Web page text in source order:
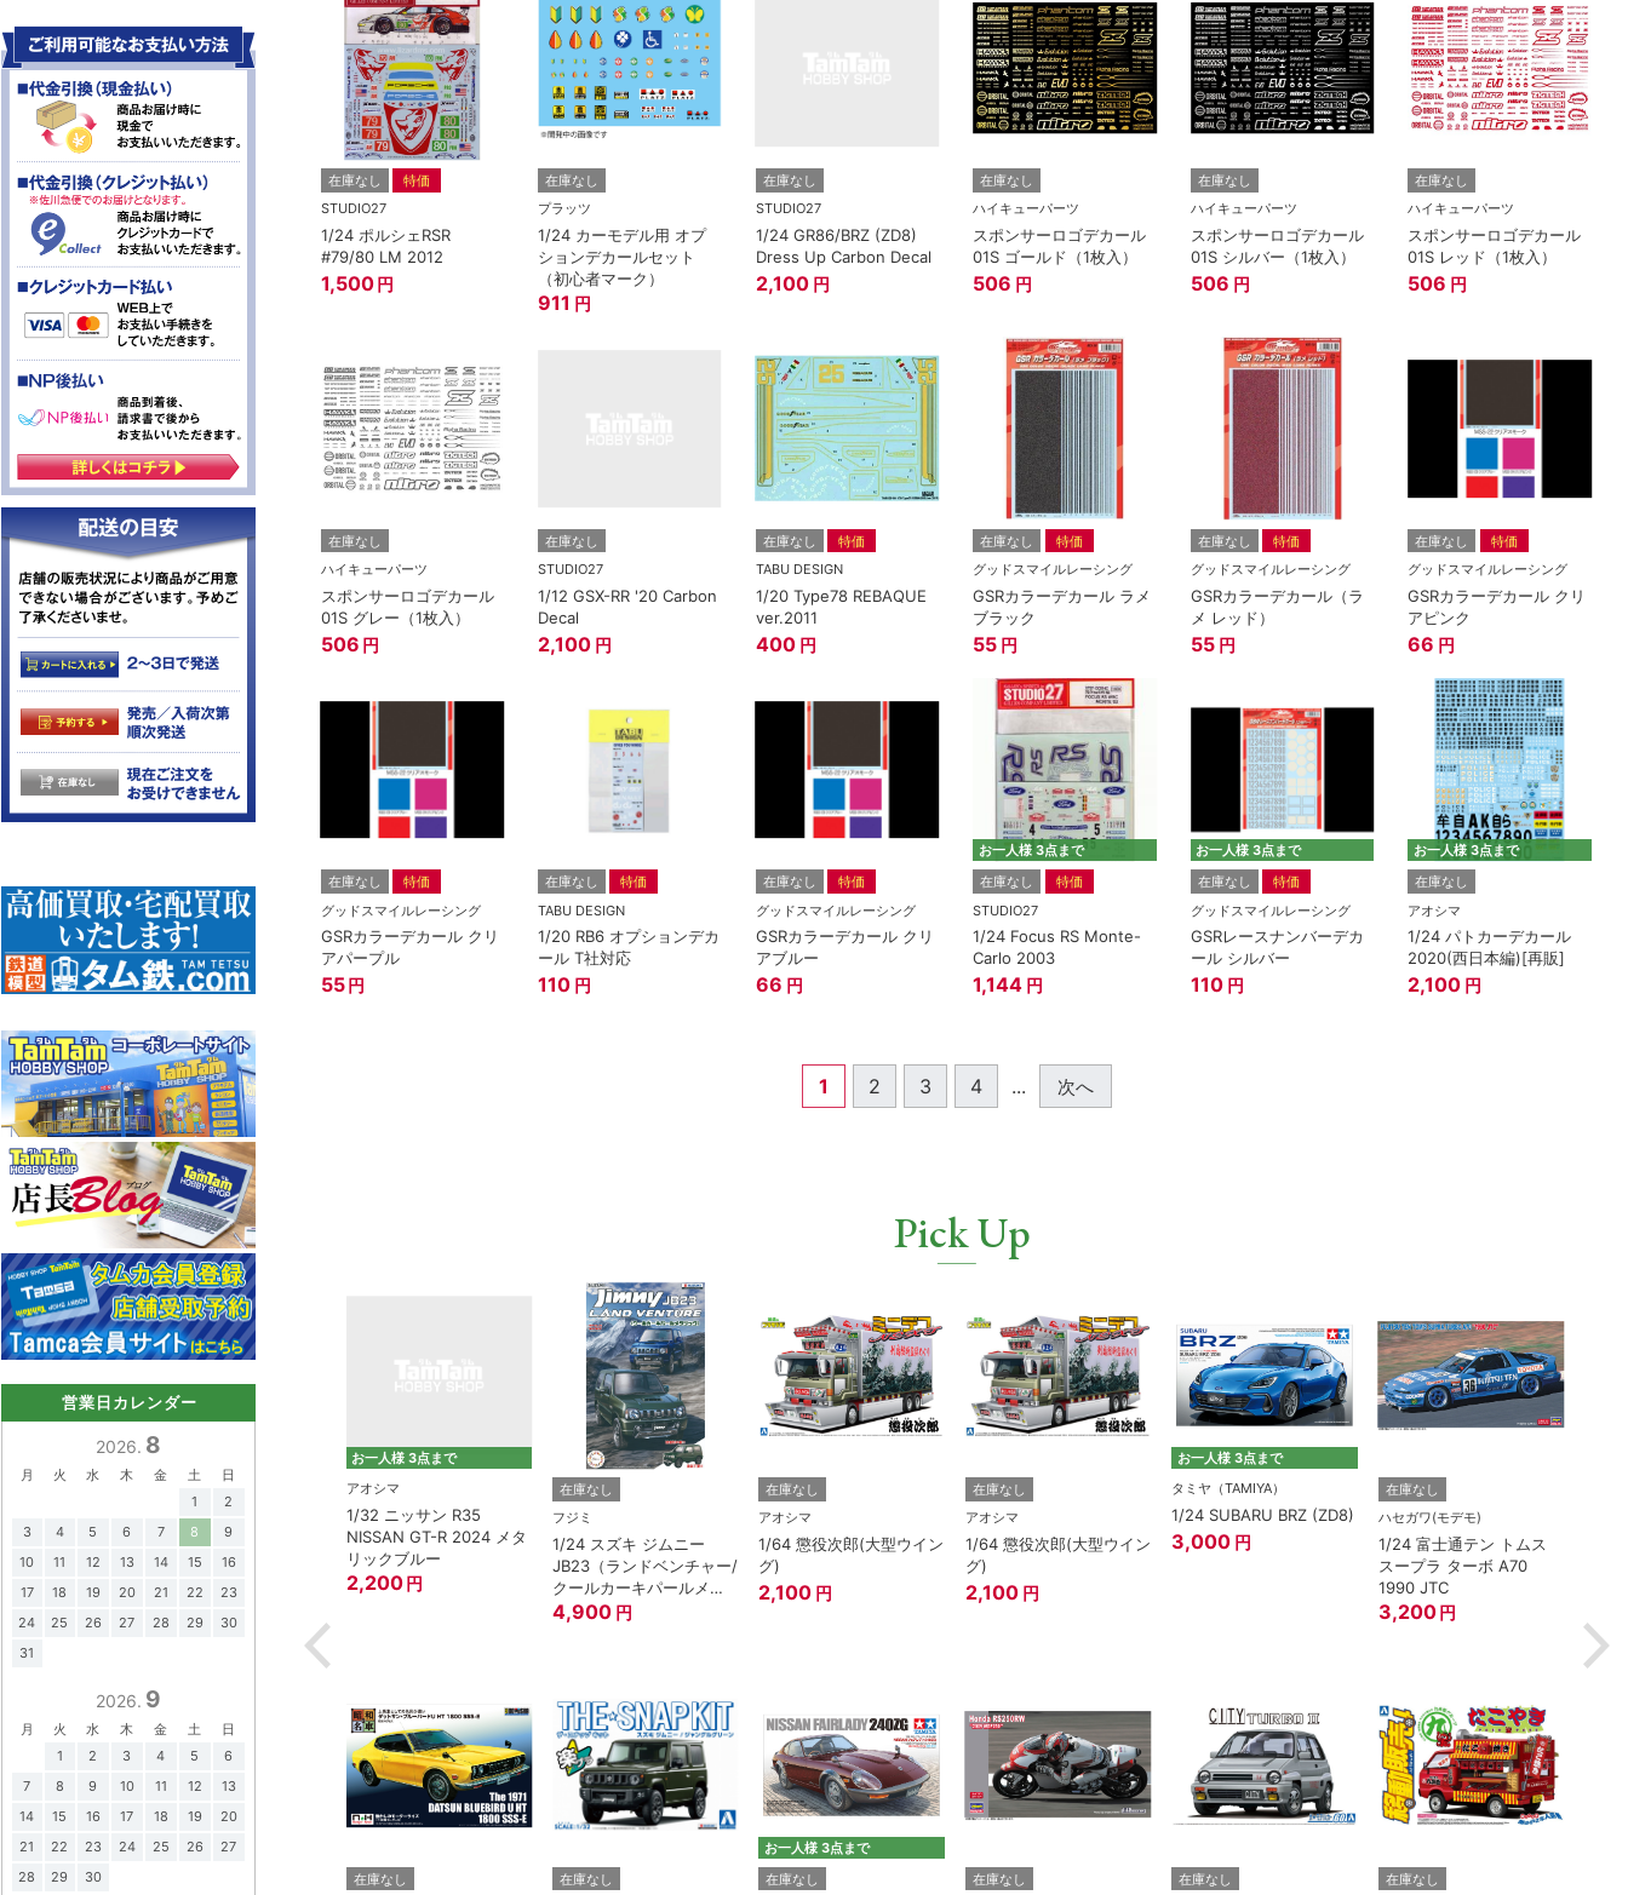
在庫なし
特価
STUDIO27
1/24 ポルシェRSR
#79/80 LM 2012
1,500 円
在庫なし
プラッツ
1/24 カーモデル用 オプ
ションデカールセット
（初心者マーク）
911 円
在庫なし
STUDIO27
1/24 GR86/BRZ (ZD8)
Dress Up Carbon Decal
2,100 円
在庫なし
ハイキューパーツ
スポンサーロゴデカール
01S ゴールド（1枚入）
506 円
在庫なし
ハイキューパーツ
スポンサーロゴデカール
01S シルバー（1枚入）
506 円
在庫なし
ハイキューパーツ
スポンサーロゴデカール
01S レッド（1枚入）
506 円
在庫なし
ハイキューパーツ
スポンサーロゴデカール
01S グレー（1枚入）
506 円
在庫なし
STUDIO27
1/12 GSX-RR '20 Carbon
Decal
2,100 円
在庫なし
特価
TABU DESIGN
1/20 Type78 REBAQUE
ver.2011
400 円
在庫なし
特価
グッドスマイルレーシング
GSRカラーデカール ラメ
ブラック
55 円
在庫なし
特価
グッドスマイルレーシング
GSRカラーデカール（ラ
メ レッド）
55 円
在庫なし
特価
グッドスマイルレーシング
GSRカラーデカール クリ
アピンク
66 円
在庫なし
特価
グッドスマイルレーシング
GSRカラーデカール クリ
アパープル
55 円
在庫なし
特価
TABU DESIGN
1/20 RB6 オプションデカ
ール T社対応
110 円
在庫なし
特価
グッドスマイルレーシング
GSRカラーデカール クリ
アブルー
66 円
お一人様 3点まで
在庫なし
特価
STUDIO27
1/24 Focus RS Monte-
Carlo 2003
1,144 円
お一人様 3点まで
在庫なし
特価
グッドスマイルレーシング
GSRレースナンバーデカ
ール シルバー
110 円
お一人様 3点まで
在庫なし
アオシマ
1/24 パトカーデカール
2020(西日本編)[再販]
2,100 円
1 2 3 4 ... 次へ
Pick Up
360 デラッ
タミヤ（TAMIYA）
1/12 チーム スズキ エク
スター GSX-RR '20
3,800
まで
お一人様 3点まで
アオシマ
1/32 ニッサン R35
NISSAN GT-R 2024 メタ
リックブルー
2,200 円
在庫なし
フジミ
1/24 スズキ ジムニー
JB23（ランドベンチャー/
クールカーキパールメタ
リック）
4,900 円
在庫なし
アオシマ
1/64 懲役次郎(大型ウイン
グ)
2,100 円
在庫なし
アオシマ
1/64 懲役次郎(大型ウイン
グ)
2,100 円
お一人様 3点まで
タミヤ（TAMIYA）
1/24 SUBARU BRZ (ZD8)
3,000 円
在庫なし
ハセガワ(モデモ)
1/24 富士通テン トムス
スープラ ターボ A70
1990 JTC
3,200 円
在庫なし
在庫なし
お一人様 3点まで
在庫なし
在庫なし
在庫なし
在庫なし
営業日カレンダー
2026. 8
月 火 水 木 金 土
日
1
2
3
4 5 6 7 8
9
10
11 12 13 14 15
16
17
18 19 20 21 22
23
24
25 26 27 28 29
30
31
2026. 9
月 火 水 木 金 土
日
1
2 3 4 5
6
7
8 9 10 11 12
13
14
15 16 17 18 19
20
21
22 23 24 25 26
27
28
29 30